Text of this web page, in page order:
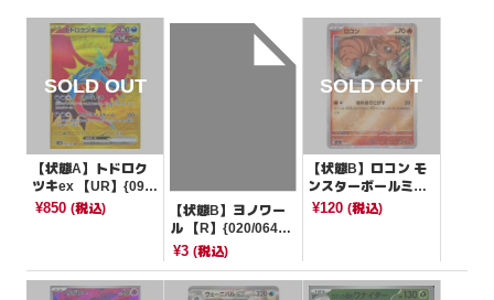
【状態A】トドロク
ツキex 【UR】{093/
066}[SV4K]
¥850 (税込)
【状態B】ヨノワー
ル 【R】{020/064}
[SV6a]
¥3(税込)
【状態B】ロコン モ
ンスターボールミラ
ー【C】{037/165}[S
¥120 (税込)